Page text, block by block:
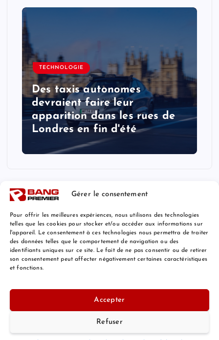
Gérer le consentement
Pour offrir les meilleures expériences, nous utilisons des technologies
telles que les cookies pour stocker et/ou accéder aux informations sur
l'appareil. Le consentement à ces technologies nous permettra de traiter
des données telles que le comportement de navigation ou des
identifiants uniques sur ce site. Le fait de ne pas consentir ou de retirer
son consentement peut affecter négativement certaines caractéristiques
et fonctions.
Accepter
Refuser
TECHNOLOGIE
Des taxis autonomes
devraient faire leur
apparition dans les rues de
Londres en fin d'été
Mentions Légales